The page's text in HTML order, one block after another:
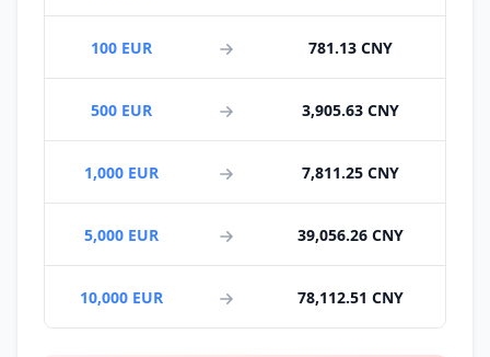
100 EUR 781.13 CNY
500 EUR 3,905.63 CNY
1,000 EUR 7,811.25 CNY
5,000 EUR 39,056.26 CNY
10,000 EUR 78,112.51 CNY